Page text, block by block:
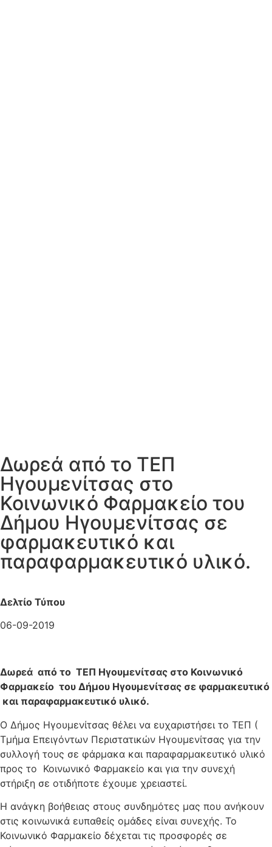
Δωρεά από το ΤΕΠ
Ηγουμενίτσας στο
Κοινωνικό Φαρμακείο του
Δήμου Ηγουμενίτσας σε
φαρμακευτικό και
παραφαρμακευτικό υλικό.
Δελτίο Τύπου
06-09-2019
Δωρεά από το ΤΕΠ Ηγουμενίτσας στο Κοινωνικό
Φαρμακείο του Δήμου Ηγουμενίτσας σε φαρμακευτικό
και παραφαρμακευτικό υλικό.
Ο Δήμος Ηγουμενίτσας θέλει να ευχαριστήσει το ΤΕΠ (
Τμήμα Επειγόντων Περιστατικών Ηγουμενίτσας για την
συλλογή τους σε φάρμακα και παραφαρμακευτικό υλικό
προς το Κοινωνικό Φαρμακείο και για την συνεχή
στήριξη σε οτιδήποτε έχουμε χρειαστεί.
Η ανάγκη βοήθειας στους συνδημότες μας που ανήκουν
στις κοινωνικά ευπαθείς ομάδες είναι συνεχής. Το
Κοινωνικό Φαρμακείο δέχεται τις προσφορές σε